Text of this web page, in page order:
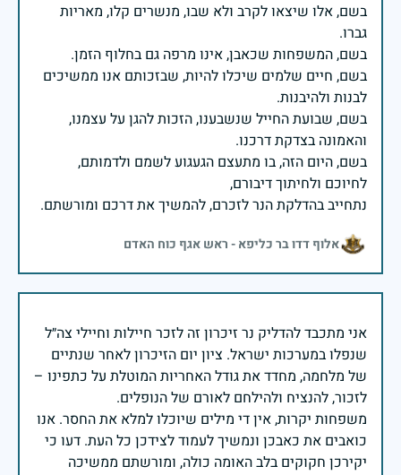
בשם, אלו שיצאו לקרב ולא שבו, מנשרים קלו, מאריות
בשם, חיים שלמים שיכלו להיות, שבזכותם אנו ממשיכים
בשם, שבועת החייל שנשבענו, הזכות להגן על עצמנו,
בשם, היום הזה, בו מתעצם הגעגוע לשמם ולדמותם,
נתחייב בהדלקת הנר לזכרם, להמשיך את דרכם ומורשתם.
אלוף דדו בר כליפא - ראש אגף כוח האדם
אני מתכבד להדליק נר זיכרון זה לזכר חיילות וחיילי צה״ל
שנפלו במערכות ישראל. ציון יום הזיכרון לאחר שנתיים
של מלחמה, מחדד את גודל האחריות המוטלת על כתפינו –
משפחות יקרות, אין די מילים שיוכלו למלא את החסר. אנו
כואבים את כאבכן ונמשיך לעמוד לצידכן כל העת. דעו כי
יקירכן חקוקים בלב האומה כולה, ומורשתם ממשיכה